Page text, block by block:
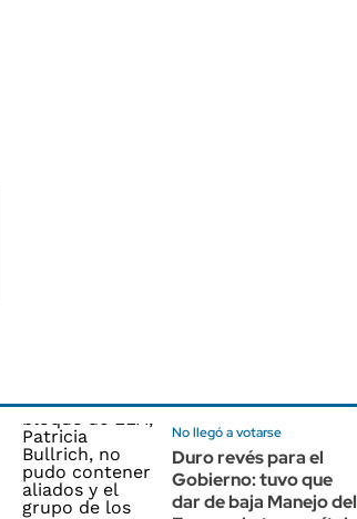
No llegó a votarse
Duro revés para el
Gobierno: tuvo que
dar de baja Manejo del